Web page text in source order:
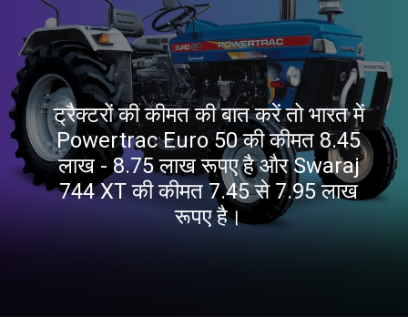
ट्रैक्टरों की कीमत की बात करें तो भारत में
Powertrac Euro 50 की कीमत 8.45
लाख - 8.75 लाख रूपए है और Swaraj
744 XT की कीमत 7.45 से 7.95 लाख
रूपए है।